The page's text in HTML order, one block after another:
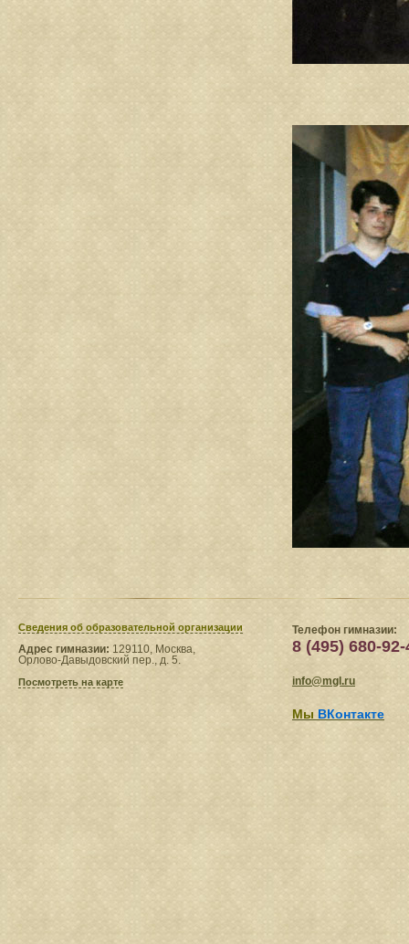
Сведения​ об образовательной организации
Адрес гимназии: 129110, Москва,
Орлово-Давыдовский пер., д. 5.
Посмотреть на карте
Телефон гимназии:
8 (495) 680-92-
info@mgl.ru
Мы ВКонтакте